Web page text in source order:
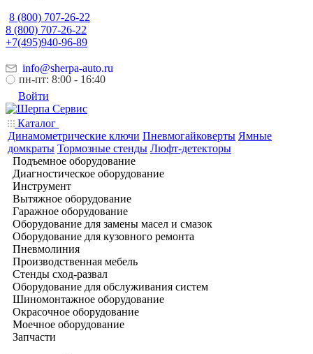
8 (800) 707-26-22
8 (800) 707-26-22
+7(495)940-96-89
info@sherpa-auto.ru
пн-пт: 8:00 - 16:40
Войти
Каталог
Динамометрические ключи Пневмогайковерты Ямные
домкраты Тормозные стенды Люфт-детекторы
Подъемное оборудование
Диагностическое оборудование
Инструмент
Вытяжное оборудование
Гаражное оборудование
Оборудование для замены масел и смазок
Оборудование для кузовного ремонта
Пневмолиния
Производственная мебель
Стенды сход-развал
Оборудование для обслуживания систем
Шиномонтажное оборудование
Окрасочное оборудование
Моечное оборудование
Запчасти